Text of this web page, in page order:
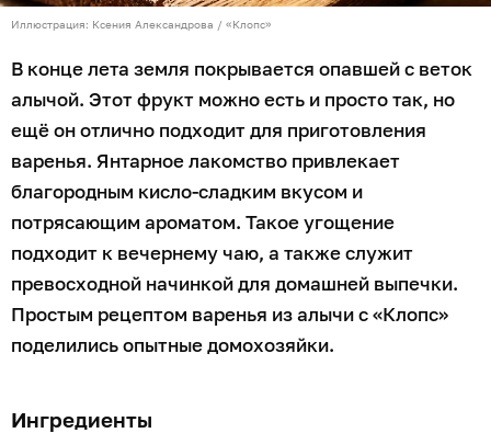
Иллюстрация: Ксения Александрова / «Клопс»
В конце лета земля покрывается опавшей с веток
алычой. Этот фрукт можно есть и просто так, но
ещё он отлично подходит для приготовления
варенья. Янтарное лакомство привлекает
благородным кисло-сладким вкусом и
потрясающим ароматом. Такое угощение
подходит к вечернему чаю, а также служит
превосходной начинкой для домашней выпечки.
Простым рецептом варенья из алычи с «Клопс»
поделились опытные домохозяйки.
Ингредиенты